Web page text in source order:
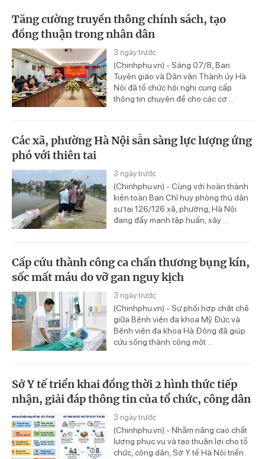
Tăng cường truyền thông chính sách, tạo
đồng thuận trong nhân dân
3 ngày trước
(Chinhphu.vn) - Sáng 07/8, Ban
Tuyên giáo và Dân vận Thành ủy Hà
Nội đã tổ chức hội nghị cung cấp
thông tin chuyên đề cho các cơ ...
Các xã, phường Hà Nội sẵn sàng lực lượng ứng
phó với thiên tai
3 ngày trước
(Chinhphu.vn) - Cùng với hoàn thành
kiện toàn Ban Chỉ huy phòng thủ dân
sự tại 126/126 xã, phường, Hà Nội
đang đẩy mạnh tập huấn, xây ...
Cấp cứu thành công ca chấn thương bụng kín,
sốc mất máu do vỡ gan nguy kịch
3 ngày trước
(Chinhphu.vn) - Sự phối hợp chặt chẽ
giữa Bệnh viện đa khoa Mỹ Đức và
Bệnh viện đa khoa Hà Đông đã giúp
cứu sống thành công một ...
Sở Y tế triển khai đồng thời 2 hình thức tiếp
nhận, giải đáp thông tin của tổ chức, công dân
3 ngày trước
(Chinhphu.vn) - Nhằm nâng cao chất
lượng phục vụ và tạo thuận lợi cho tổ
chức, công dân, Sở Y tế Hà Nội triển